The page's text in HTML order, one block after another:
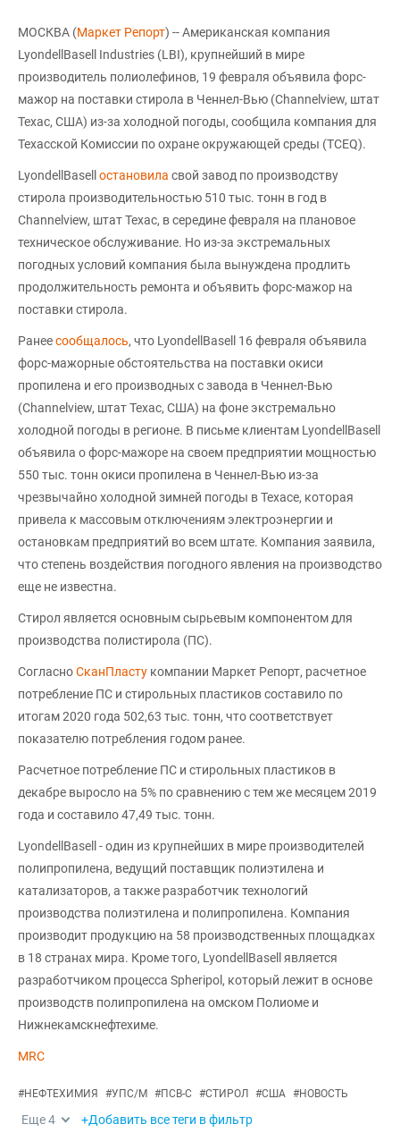
МОСКВА (Маркет Репорт) -- Американская компания
LyondellBasell Industries (LBI), крупнейший в мире
производитель полиолефинов, 19 февраля объявила форс-
мажор на поставки стирола в Ченнел-Вью (Channelview, штат
Техас, США) из-за холодной погоды, сообщила компания для
Техасской Комиссии по охране окружающей среды (TCEQ).
LyondellBasell остановила свой завод по производству
стирола производительностью 510 тыс. тонн в год в
Channelview, штат Техас, в середине февраля на плановое
техническое обслуживание. Но из-за экстремальных
погодных условий компания была вынуждена продлить
продолжительность ремонта и объявить форс-мажор на
поставки стирола.
Ранеесообщалось, что LyondellBasell 16 февраля объявила
форс-мажорные обстоятельства на поставки окиси
пропилена и его производных с завода в Ченнел-Вью
(Channelview, штат Техас, США) на фоне экстремально
холодной погоды в регионе. В письме клиентам LyondellBasell
объявила о форс-мажоре на своем предприятии мощностью
550 тыс. тонн окиси пропилена в Ченнел-Вью из-за
чрезвычайно холодной зимней погоды в Техасе, которая
привела к массовым отключениям электроэнергии и
остановкам предприятий во всем штате. Компания заявила,
что степень воздействия погодного явления на производство
еще не известна.
Стирол является основным сырьевым компонентом для
производства полистирола (ПС).
СогласноСканПласту компании Маркет Репорт, расчетное
потребление ПС и стирольных пластиков составило по
итогам 2020 года 502,63 тыс. тонн, что соответствует
показателю потребления годом ранее.
Расчетное потребление ПС и стирольных пластиков в
декабре выросло на 5% по сравнению с тем же месяцем 2019
года и составило 47,49 тыс. тонн.
LyondellBasell - один из крупнейших в мире производителей
полипропилена, ведущий поставщик полиэтилена и
катализаторов, а также разработчик технологий
производства полиэтилена и полипропилена. Компания
производит продукцию на 58 производственных площадках
в 18 странах мира. Кроме того, LyondellBasell является
разработчиком процесса Spheripol, который лежит в основе
производств полипропилена на омском Полиоме и
Нижнекамскнефтехиме.
MRC
#НЕФТЕХИМИЯ #УПС/М #ПСВ-С #СТИРОЛ #США #НОВОСТЬ
Еще4 +Добавить все теги в фильтр